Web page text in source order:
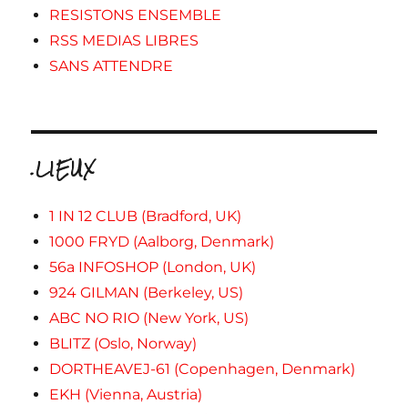
RESISTONS ENSEMBLE
RSS MEDIAS LIBRES
SANS ATTENDRE
.LIEUX
1 IN 12 CLUB (Bradford, UK)
1000 FRYD (Aalborg, Denmark)
56a INFOSHOP (London, UK)
924 GILMAN (Berkeley, US)
ABC NO RIO (New York, US)
BLITZ (Oslo, Norway)
DORTHEAVEJ-61 (Copenhagen, Denmark)
EKH (Vienna, Austria)